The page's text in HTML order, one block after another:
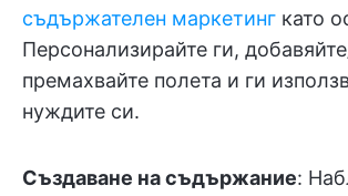
съдържателен маркетинг като
Персонализирайте ги,
премахвайте полета и ги
нуждите си.
Създаване на съдържание: